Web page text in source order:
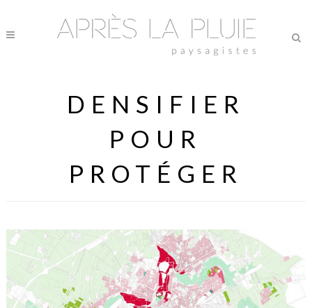
DENSIFIER
POUR
PROTÉGER